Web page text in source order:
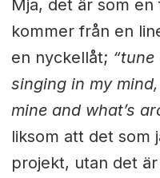
Mja, det är som
kommer från en
en nyckellåt;
singing in my
mine and what’s
liksom att det som
projekt, utan det